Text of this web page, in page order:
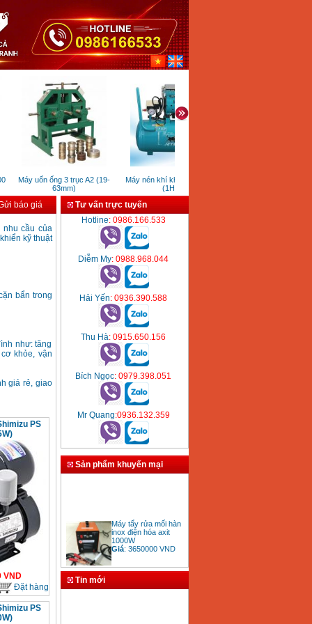
Máy uốn ống 3 trục A2 (19-
63mm)
Máy nén khí không dầu 24L
(1HP)
báo giá
nhu cầu của
kỹ thuật
bẩn trong
như: tăng
khỏe, vận
giá rẻ, giao
PS
VND
Đặt hàng
PS
Tư vấn trực tuyến
Hotline: 0986.166.533
Diễm My: 0988.968.044
Hải Yến: 0936.390.588
Thu Hà: 0915.650.156
Bích Ngọc: 0979.398.051
Mr Quang:0936.132.359
Sản phẩm khuyến mại
inox điện hóa axit
1000W
Giá:3650000
Tin mới